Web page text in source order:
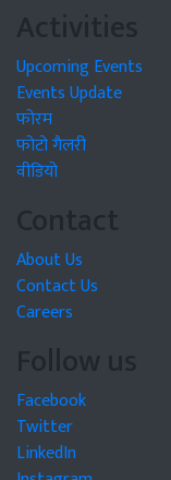
Activities
Upcoming Events
Events Update
फोरम
फोटो गैलरी
वीडियो
Contact
About Us
Contact Us
Careers
Follow us
Facebook
Twitter
LinkedIn